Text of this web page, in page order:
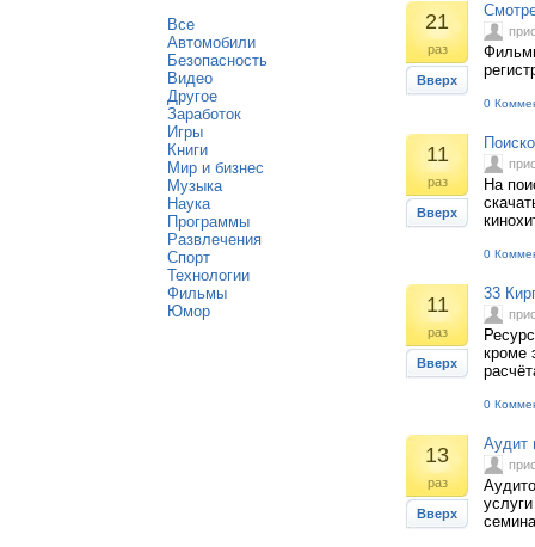
Все
Автомобили
Безопасность
Видео
Другое
Заработок
Игры
Книги
Мир и бизнес
Музыка
Наука
Программы
Развлечения
Спорт
Технологии
Фильмы
Юмор
21
раз
Вверх
0
11
раз
Вверх
На
0
11
раз
Вверх
33
кроме
0
13
раз
Вверх
Аудит